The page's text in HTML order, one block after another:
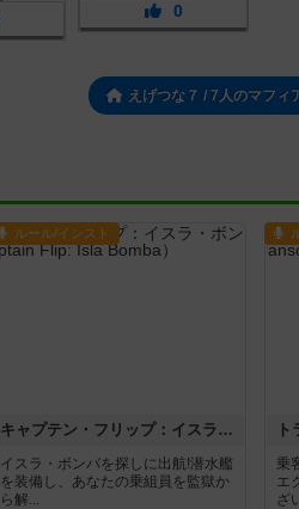
0
えげつな７ / 7人のマフィ
ルール/インスト
キャプテン・フリップ：イスラ・ボンバ
イスラ・ボンバを探しに出航!潜水艦
を装備し、あなたの乗組員を監獄か
ら解...
乗
エ
ざ